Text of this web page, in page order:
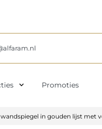
expand_more Promoties
wandspiegel in gouden lijst met